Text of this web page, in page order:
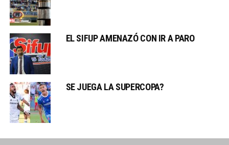
EL SIFUP AMENAZÓ CON IR A PARO
SE JUEGA LA SUPERCOPA?